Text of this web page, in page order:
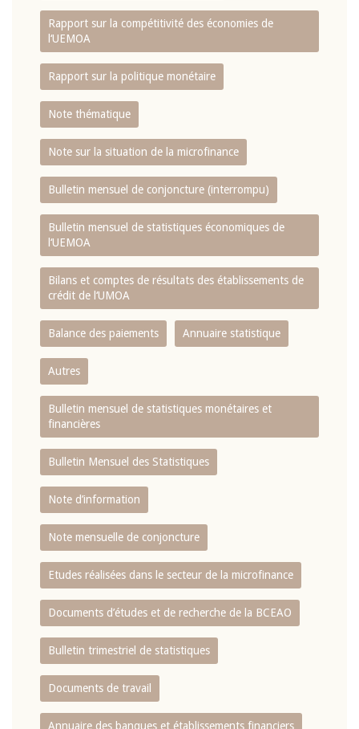
Rapport sur la compétitivité des économies de
l‘UEMOA
Rapport sur la politique monétaire
Note thématique
Note sur la situation de la microfinance
Bulletin mensuel de conjoncture (interrompu)
Bulletin mensuel de statistiques économiques de
l‘UEMOA
Bilans et comptes de résultats des établissements de
crédit de l‘UMOA
Balance des paiements Annuaire statistique
Autres
Bulletin mensuel de statistiques monétaires et
financières
Bulletin Mensuel des Statistiques
Note d’information
Note mensuelle de conjoncture
Etudes réalisées dans le secteur de la microfinance
Documents d’études et de recherche de la BCEAO
Bulletin trimestriel de statistiques
Documents de travail
Annuaire des banques et établissements financiers